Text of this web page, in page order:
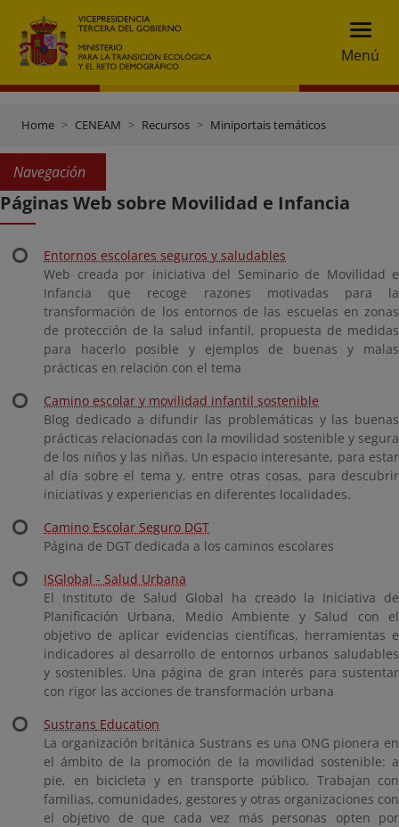
Menú
Home CENEAM Recursos Miniportais temáticos
Navegación
Páginas Web sobre Movilidad e Infancia
Entornos escolares seguros y saludables
Web creada por iniciativa del Seminario de Movilidad e
Infancia que recoge razones motivadas para la
transformación de los entornos de las escuelas en zonas
de protección de la salud infantil, propuesta de medidas
para hacerlo posible y ejemplos de buenas y malas
prácticas en relación con el tema
Camino escolar y movilidad infantil sostenible
Blog dedicado a difundir las problemáticas y las buenas
prácticas relacionadas con la movilidad sostenible y segura
de los niños y las niñas. Un espacio interesante, para estar
al día sobre el tema y, entre otras cosas, para descubrir
iniciativas y experiencias en diferentes localidades.
Camino Escolar Seguro DGT
Página de DGT dedicada a los caminos escolares
ISGlobal - Salud Urbana
El Instituto de Salud Global ha creado la Iniciativa de
Planificación Urbana, Medio Ambiente y Salud con el
objetivo de aplicar evidencias científicas, herramientas e
indicadores al desarrollo de entornos urbanos saludables
y sostenibles. Una página de gran interés para sustentar
con rigor las acciones de transformación urbana
Sustrans Education
La organización británica Sustrans es una ONG pionera en
el ámbito de la promoción de la movilidad sostenible: a
pie, en bicicleta y en transporte público. Trabajan con
familias, comunidades, gestores y otras organizaciones con
el objetivo de que cada vez más personas opten por